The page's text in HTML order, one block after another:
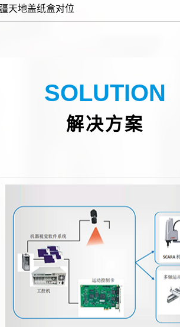
天地盖纸盒对位
SOLUTION
解决方案